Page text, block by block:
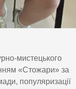
мистецького
«Стожари» за
популяризації